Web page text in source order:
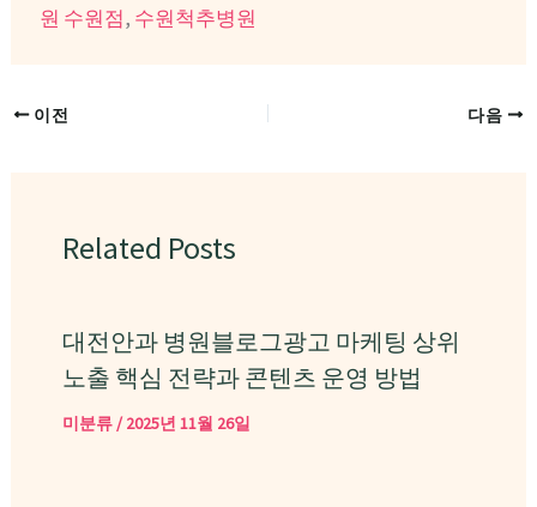
원 수원점, 수원척추병원
이전 다음
Related Posts
대전안과 병원블로그광고 마케팅 상위
노출 핵심 전략과 콘텐츠 운영 방법
미분류/2025년 11월 26일